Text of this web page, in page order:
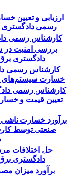
ارزیابی و تعیین
رسمی دادگستری
کارشناس رسمی
بررسی امنیت
دادگستری
کارشناس رسمی
خسارت سیستم‌های
کارشناس رسمی
تعیین قیمت و
برآورد خسارت ناشی
صنعتی توسط
حل اختلافات
دادگستری
برآورد میزان